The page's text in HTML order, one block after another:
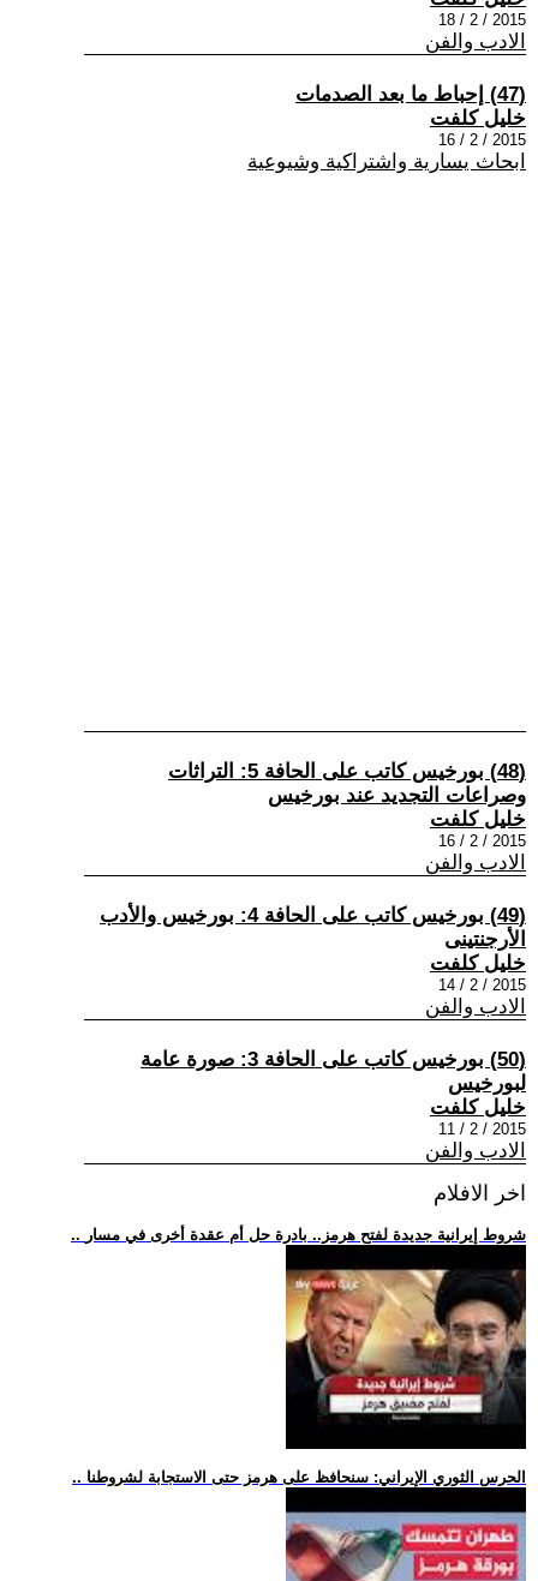
2015 / 2 / 18
الادب والفن
(47) إحباط ما بعد الصدمات
خليل كلفت
2015 / 2 / 16
ابحاث يسارية واشتراكية وشيوعية
(48) بورخيس كاتب على الحافة 5: التراثات
وصراعات التجديد عند بورخيس
خليل كلفت
2015 / 2 / 16
الادب والفن
(49) بورخيس كاتب على الحافة 4: بورخيس والأدب
الأرجنتينى
خليل كلفت
2015 / 2 / 14
الادب والفن
(50) بورخيس كاتب على الحافة 3: صورة عامة
لبورخيس
خليل كلفت
2015 / 2 / 11
الادب والفن
اخر الافلام
.. شروط إيرانية جديدة لفتح هرمز.. بادرة حل أم عقدة أخرى في مسار
.. الحرس الثوري الإيراني: سنحافظ على هرمز حتى الاستجابة لشروطنا